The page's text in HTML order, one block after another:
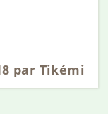
par Tikémi